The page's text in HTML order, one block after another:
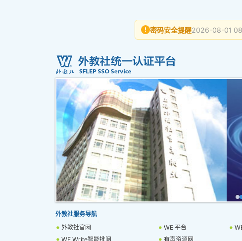
! 密码安全提醒2026-08-01
外教社服务导航
外教社官网
WE 平台
WE Write智能批阅
有声资源网